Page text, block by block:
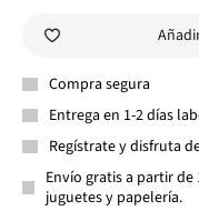
Compra segura
Entrega en 1-2 días
Regístrate y disfruta
Envío gratis a partir
juguetes y papelería.